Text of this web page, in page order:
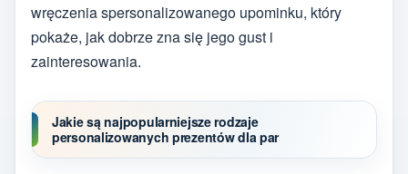
wręczenia spersonalizowanego upominku, który
pokaże, jak dobrze zna się jego gust i
zainteresowania.
Jakie są najpopularniejsze rodzaje
personalizowanych prezentów dla par